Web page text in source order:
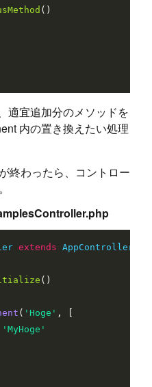
( )
適宜追加分のメソッドを
内の置き換えたい処理
終わったら、コントロー
extends
AppController
( )
( 'Hoge' , [
'MyHoge'